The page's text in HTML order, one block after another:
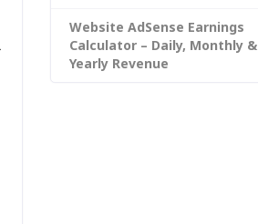
Website AdSense Earnings
Calculator – Daily, Monthly &
Yearly Revenue